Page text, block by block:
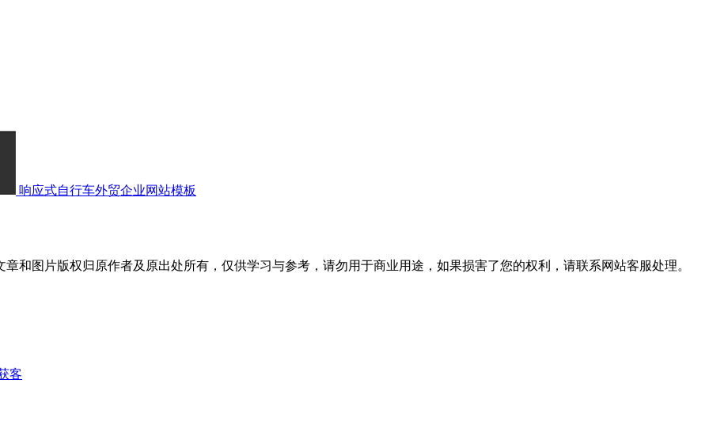
响应式自行车外贸企业网站模板
和图片版权归原作者及原出处所有，仅供学习与参考，请勿用于商业用途，如果损害了您的权利，请联系网站客服处理。
客